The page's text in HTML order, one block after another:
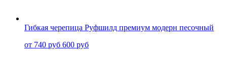
Гибкая черепица Руфшилд премиум модерн песочный
от 740 руб 600 руб